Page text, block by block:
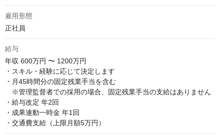
雇用形態
正社員
給与
年収 600万円 〜 1200万円
・スキル・経験に応じて決定します
・月45時間分の固定残業手当を含む
※管理監督者での採用の場合、固定残業手当の支給はありません
・給与改定 年2回
・成果連動一時金 年1回
・交通費支給（上限月額5万円）